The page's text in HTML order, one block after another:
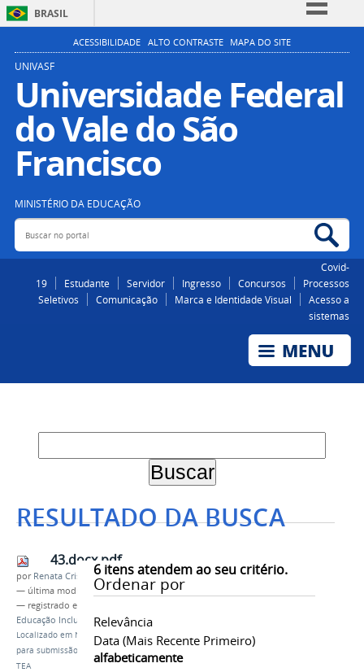
BRASIL
Simplifique!
Participe
Acesso à informação
Legislação
ACESSIBILIDADE ALTO CONTRASTE MAPA DO SITE
UNIVASF
Universidade Federal
do Vale do São
Francisco
MINISTÉRIO DA EDUCAÇÃO
Buscar no portal
Covid-
19
Estudante Servidor Ingresso Concursos
Processos
Seletivos
Comunicação Marca e Identidade Visual
Acesso a
sistemas
RESULTADO DA BUSCA
6itens atendem ao seu critério.
Ordenar por
Relevância
Data (mais Recente Primeiro)
alfabeticamente
43.docx.pdf
por Renata Cristina de Sá Barreto Freitas
— última modificação20/02/2026 11h52
— registrado em:
Educação Inclusiva,TEA
Localizado em Notícias
Profei-Univasf abre chamada
para submissão de artigos para dois e-books sobre
TEA